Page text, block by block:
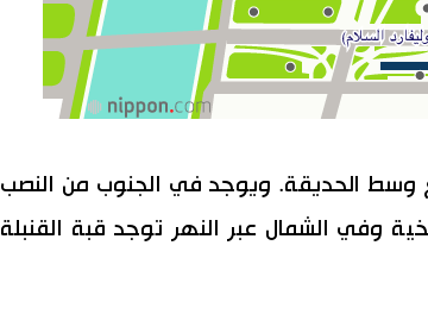
وسط الحديقة. ويوجد في الجنوب من النصب
وفي الشمال عبر النهر توجد قبة القنبلة